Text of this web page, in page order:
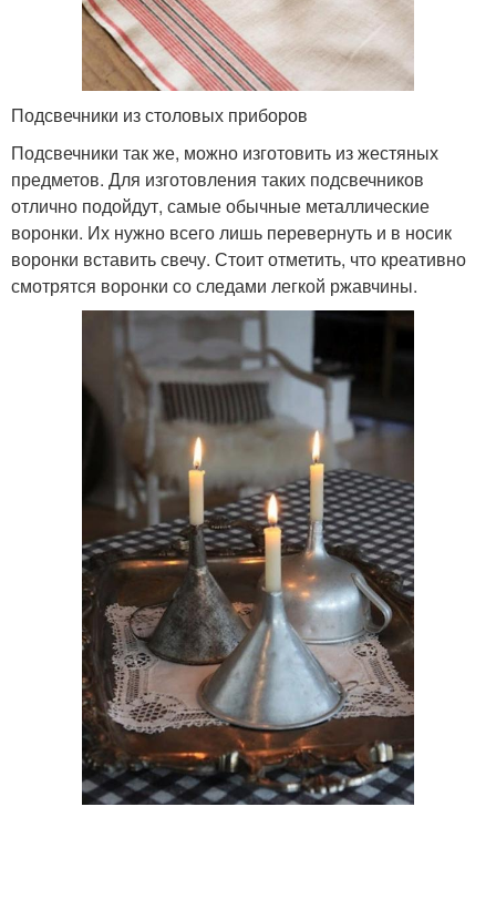
Подсвечники из столовых приборов
Подсвечники так же, можно изготовить из жестяных
предметов. Для изготовления таких подсвечников
отлично подойдут, самые обычные металлические
воронки. Их нужно всего лишь перевернуть и в носик
воронки вставить свечу. Стоит отметить, что креативно
смотрятся воронки со следами легкой ржавчины.